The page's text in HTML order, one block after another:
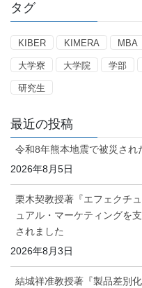
リ
ー
タグ
KIBER KIMERA MBA
大学寮 大学院 学部
研究生
最近の投稿
令和8年熊本地震で被災され
2026年8月5日
栗木契教授著『エフェクチ
ュアル・マーケティングを
されました
2026年8月3日
結城祥准教授著『製品差別